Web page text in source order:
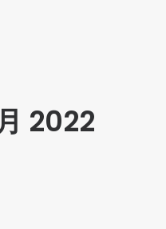
2022